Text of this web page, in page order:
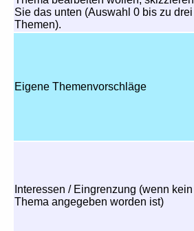
Sie das unten (Auswahl 0 bis zu drei
Themen).
Eigene Themenvorschläge
Interessen / Eingrenzung (wenn kein
Thema angegeben worden ist)